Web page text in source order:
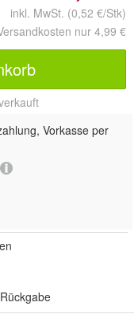
inkl. MwSt. (0,52 €/Stk)
nur 4,99 €
Vorkasse per